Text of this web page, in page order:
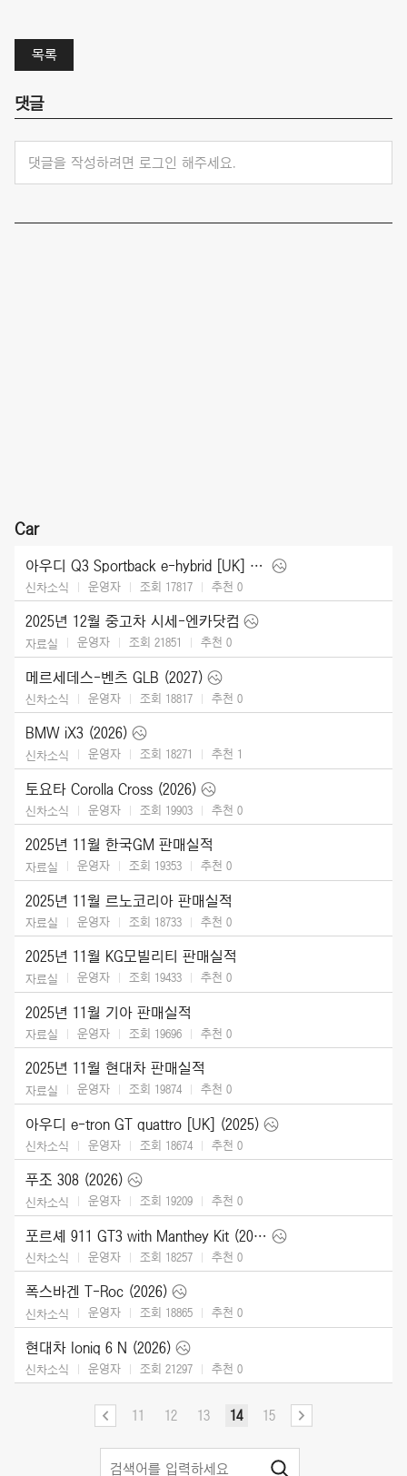
목록
댓글
댓글을 작성하려면 로그인 해주세요.
Car
아우디 Q3 Sportback e-hybrid [UK] (2026)
신차소식 운영자 조회 17817 추천 0
2025년 12월 중고차 시세-엔카닷컴
자료실 운영자 조회 21851 추천 0
메르세데스-벤츠 GLB (2027)
신차소식 운영자 조회 18817 추천 0
BMW iX3 (2026)
신차소식 운영자 조회 18271 추천 1
토요타 Corolla Cross (2026)
신차소식 운영자 조회 19903 추천 0
2025년 11월 한국GM 판매실적
자료실 운영자 조회 19353 추천 0
2025년 11월 르노코리아 판매실적
자료실 운영자 조회 18733 추천 0
2025년 11월 KG모빌리티 판매실적
자료실 운영자 조회 19433 추천 0
2025년 11월 기아 판매실적
자료실 운영자 조회 19696 추천 0
2025년 11월 현대차 판매실적
자료실 운영자 조회 19874 추천 0
아우디 e-tron GT quattro [UK] (2025)
신차소식 운영자 조회 18674 추천 0
푸조 308 (2026)
신차소식 운영자 조회 19209 추천 0
포르셰 911 GT3 with Manthey Kit (2026)
신차소식 운영자 조회 18257 추천 0
폭스바겐 T-Roc (2026)
신차소식 운영자 조회 18865 추천 0
현대차 Ioniq 6 N (2026)
신차소식 운영자 조회 21297 추천 0
11 12 13 14 15